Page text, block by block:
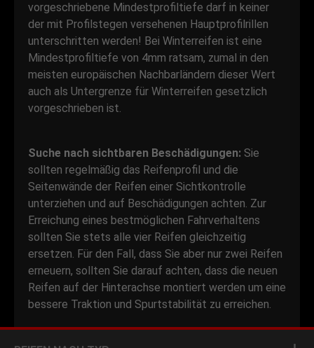
vorgeschriebene Mindestprofiltiefe darf in keiner
der mit Profilstegen versehenen Hauptprofilrillen
unterschritten werden! Bei Winterreifen ist eine
Mindestprofiltiefe von 4mm ratsam, zumal in den
meisten europäischen Nachbarländern dieser Wert
auch als Untergrenze für Winterreifen gesetzlich
vorgeschrieben ist.
Suche nach sichtbaren Beschädigungen: Sie
sollten regelmäßig das Reifenprofil und die
Seitenwände der Reifen einer Sichtkontrolle
unterziehen und auf Beschädigungen achten. Zur
Erreichung eines bestmöglichen Fahrverhaltens
sollten Sie stets alle vier Reifen gleichzeitig
ersetzen. Für den Fall, dass Sie aber nur zwei Reifen
erneuern, sollten Sie darauf achten, dass die neuen
Reifen auf der Hinterachse montiert werden um eine
bessere Traktion und Spurtstabilität zu erreichen.